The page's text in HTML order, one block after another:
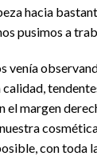
hacia
pusimos a
venía
margen
con toda